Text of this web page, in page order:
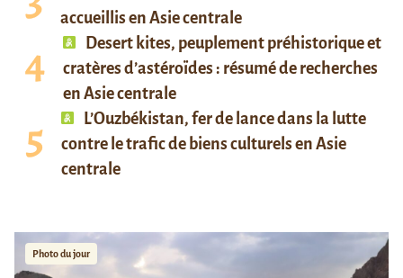
accueillis en Asie centrale
Desert kites, peuplement préhistorique et
cratères d’astéroïdes : résumé de recherches
en Asie centrale
L’Ouzbékistan, fer de lance dans la lutte
contre le trafic de biens culturels en Asie
centrale
Photo du jour